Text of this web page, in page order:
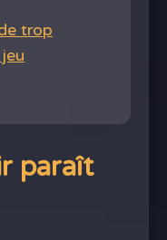
trop
paraît